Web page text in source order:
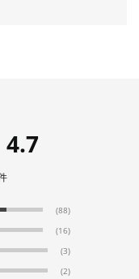
4.7
(88)
(16)
(3)
(2)